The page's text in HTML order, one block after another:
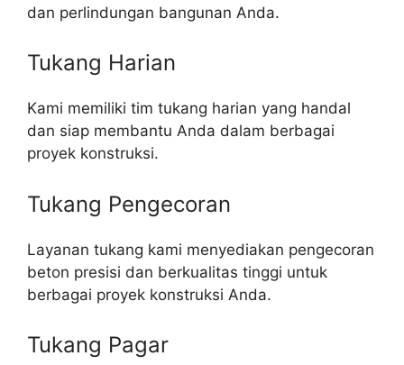
dan perlindungan bangunan Anda.
Tukang Harian
Kami memiliki tim tukang harian yang handal
dan siap membantu Anda dalam berbagai
proyek konstruksi.
Tukang Pengecoran
Layanan tukang kami menyediakan pengecoran
beton presisi dan berkualitas tinggi untuk
berbagai proyek konstruksi Anda.
Tukang Pagar